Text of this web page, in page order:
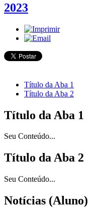
2023
Título da Aba 1
Título da Aba 2
Título da Aba 1
Seu Conteúdo...
Título da Aba 2
Seu Conteúdo...
Notícias (Aluno)